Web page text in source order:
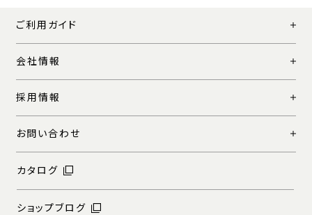
ご利用ガイド
会社情報
採用情報
お問い合わせ
カタログ
ショップブログ